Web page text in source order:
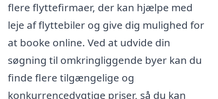
flere flyttefirmaer, der kan hjælpe med
leje af flyttebiler og give dig mulighed for
at booke online. Ved at udvide din
søgning til omkringliggende byer kan du
finde flere tilgængelige og
konkurrencedygtige priser, så du kan